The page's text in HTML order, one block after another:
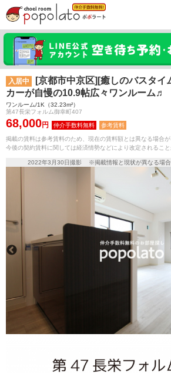
入居中
[京都市中京区][癒しのバスタイ
カーが自慢の10.9帖広々ワンルーム♬
ワンルーム/1K（32.23m²）
第47長栄フォルム御幸町407
68,000円 参考賃料
掲載の賃料は参考賃料のため、現在の賃料額とは異なる場合が
今後の契約賃料に関しては経済情勢などにより改定されること
2022年3月30日撮影 ※掲載情報と現状が異なる場合